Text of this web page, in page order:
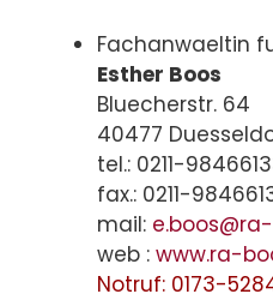
Fachanwaeltin
Esther Boos
Bluecherstr. 64
40477
tel.: 0211-
fax.: 0211-
mail:
web : www.ra-
Notruf: 0173-